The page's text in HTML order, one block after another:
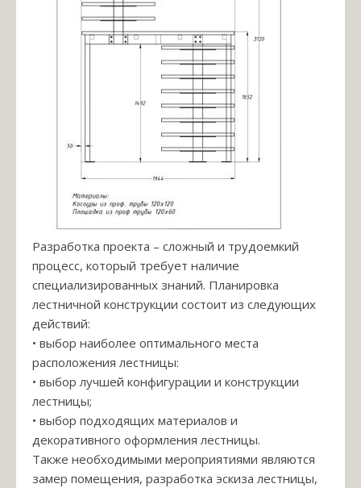
Разработка проекта – сложный и трудоемкий
процесс, который требует наличие
специализированных знаний. Планировка
лестничной конструкции состоит из следующих
действий:
• выбор наиболее оптимального места
расположения лестницы:
• выбор лучшей конфигурации и конструкции
лестницы;
• выбор подходящих материалов и
декоративного оформления лестницы.
Также необходимыми мероприятиями являются
замер помещения, разработка эскиза лестницы,